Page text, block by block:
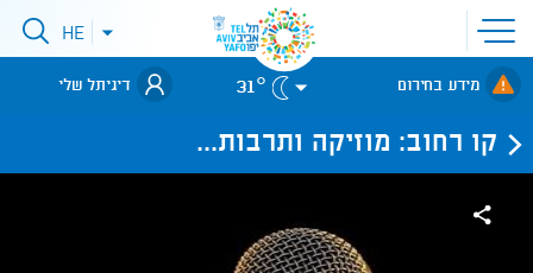
פתיחת
תפריט
אתר
לאתר עיריית
תל-אביב
פתיחתHE
מידע בחירום 31° דיגיתל שלי
קו רחוב: מוזיקה ותרבות...